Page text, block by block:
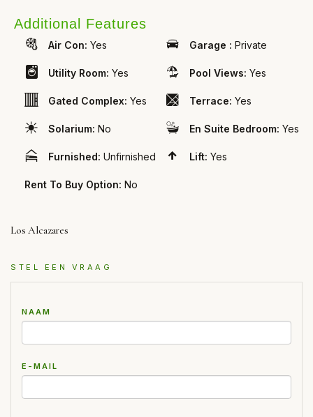
Additional Features
Air Con: Yes Garage : Private
Utility Room: Yes Pool Views: Yes
Gated Complex: Yes Terrace: Yes
Solarium: No En Suite Bedroom: Yes
Furnished: Unfirnished Lift: Yes
Rent To Buy Option: No
Los Alcazares
STEL EEN VRAAG
NAAM
E-MAIL